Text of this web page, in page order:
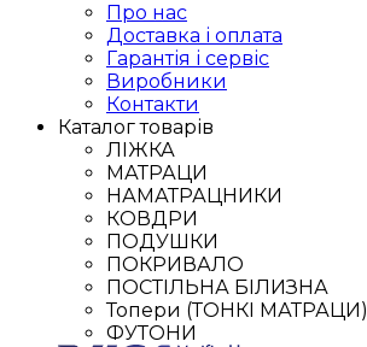
Про нас
Доставка і оплата
Гарантія і сервіс
Виробники
Контакти
Каталог товарів
ЛІЖКА
МАТРАЦИ
НАМАТРАЦНИКИ
КОВДРИ
ПОДУШКИ
ПОКРИВАЛО
ПОСТІЛЬНА БІЛИЗНА
Топери (ТОНКІ МАТРАЦИ)
ФУТОНИ